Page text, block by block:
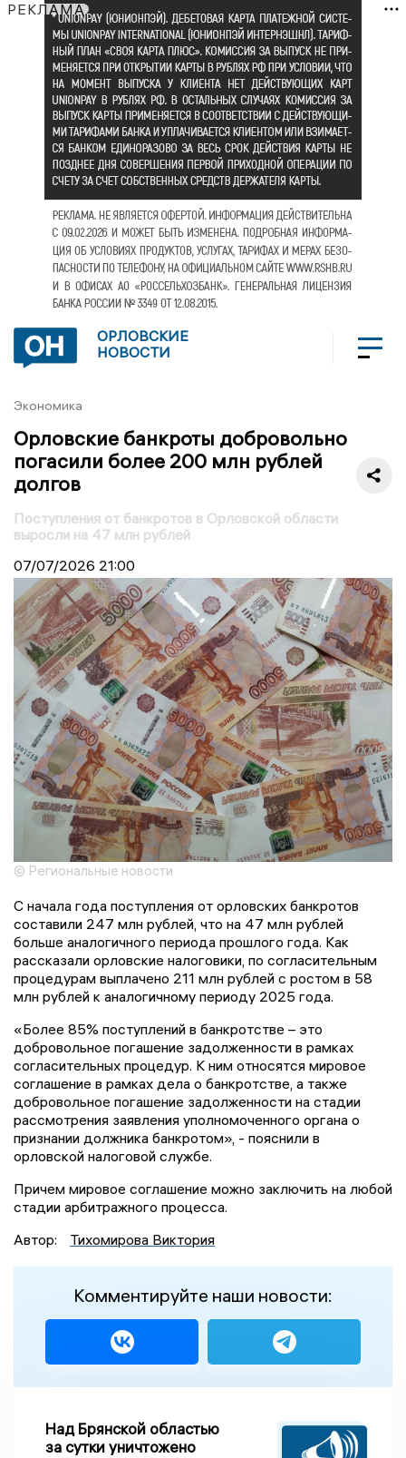
РЕКЛАМА
ОРЛОВСКИЕ
НОВОСТИ
Экономика
Орловские банкроты добровольно
погасили более 200 млн рублей
долгов
Поступления от банкротов в Орловской области
выросли на 47 млн рублей
07/07/2026 21:00
© Региональные новости
С начала года поступления от орловских банкротов
составили 247 млн рублей, что на 47 млн рублей
больше аналогичного периода прошлого года. Как
рассказали орловские налоговики, по согласительным
процедурам выплачено 211 млн рублей с ростом в 58
млн рублей к аналогичному периоду 2025 года.
«Более 85% поступлений в банкротстве – это
добровольное погашение задолженности в рамках
согласительных процедур. К ним относятся мировое
соглашение в рамках дела о банкротстве, а также
добровольное погашение задолженности на стадии
рассмотрения заявления уполномоченного органа о
признании должника банкротом», - пояснили в
орловской налоговой службе.
Причем мировое соглашение можно заключить на любой
стадии арбитражного процесса.
Автор:
Тихомирова Виктория
Комментируйте наши новости:
Над Брянской областью
за сутки уничтожено